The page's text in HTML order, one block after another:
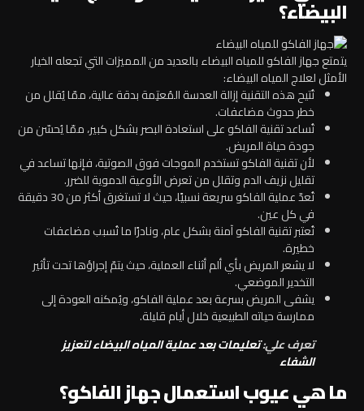
البيضاء؟
يتمتع جهاز الفاكو للمياه البيضاء بالعديد من المميزات التي تجعله الخيار
الأمثل لعلاج المياه البيضاء:
تُتيح هذه التقنية إزالة العدسة المُعتِمة بدقة عالية، ممّا يُقلل من
خطر حدوث مضاعفات.
تُساعد تقنية الفاكو على استعادة البصر بشكل كبير، ممّا يُحسّن من
جودة حياة المريض.
لأن تقنية الفاكو تستخدم الموجات فوق الصوتية، فإنها تساعد في
تقليل نزيف الدم وتقلل من تعرض الأوعية الدموية للضرر.
تُعدّ عملية الفاكو سريعة نسبيًا، حيث لا تستغرق أكثر من 30 دقيقة
في كل عين.
تُعتبر تقنية الفاكو آمنة بشكل عام، ونادرًا ما تُسبب مضاعفات
خطيرة.
لا يشعر المريض بأي ألم أثناء العملية، حيث يتمّ إجراؤها تحت تأثير
التخدير الموضعي.
يشفى المريض بسرعة بعد عملية الفاكو، ويُمكنه العودة إلى
ممارسة حياته الطبيعية خلال أيام قليلة.
تعرف علي:تعليمات بعد عملية المياه البيضاء لتعزيز
الشفاء
ما هي عيوب استعمال جهاز الفاكو؟